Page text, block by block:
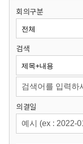
원
회
회의구분
검색
의결일